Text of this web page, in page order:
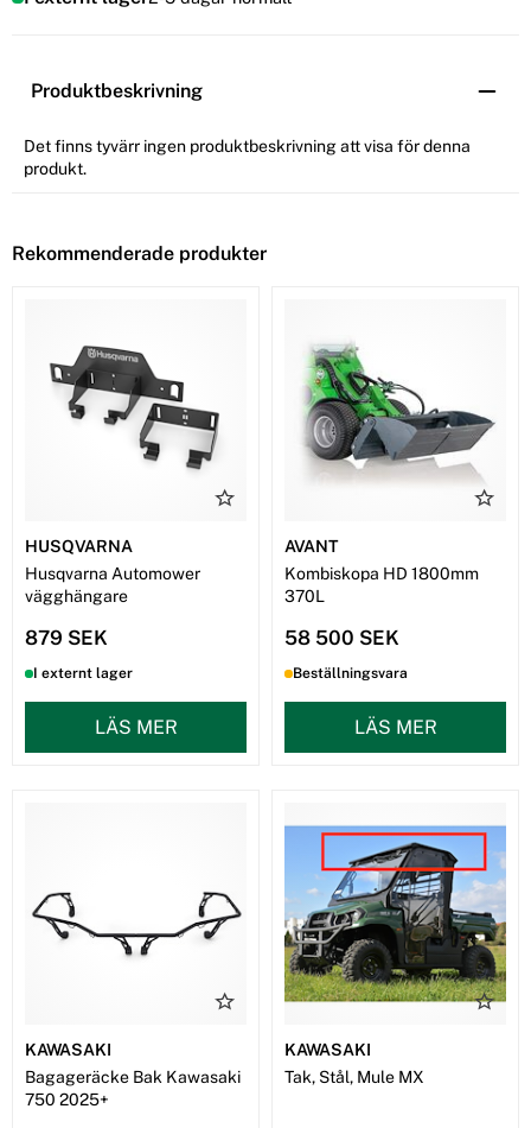
Produktbeskrivning
Det finns tyvärr ingen produktbeskrivning att visa för denna
produkt.
Rekommenderade produkter
HUSQVARNA
Husqvarna Automower
vägghängare
879 SEK
I externt lager
LÄS MER
AVANT
Kombiskopa HD 1800mm
370L
58 500 SEK
Beställningsvara
LÄS MER
KAWASAKI
Bagageräcke Bak Kawasaki
750 2025+
KAWASAKI
Tak, Stål, Mule MX